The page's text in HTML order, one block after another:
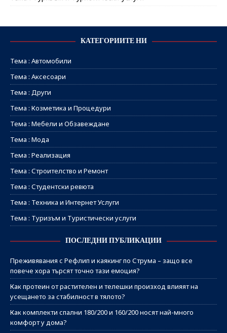
КАТЕГОРИИТЕ НИ
Тема : Автомобили
Тема : Аксесоари
Тема : Други
Тема : Козметика и Процедури
Тема : Мебели и Обзавеждане
Тема : Мода
Тема : Реализация
Тема : Строителство и Ремонт
Тема : Студентски ревюта
Тема : Техника и Интернет Услуги
Тема : Туризъм и Туристически услуги
ПОСЛЕДНИ ПУБЛИКАЦИИ
Преживявания с Рефлип и каякинг по Струма – защо все
повече хора търсят точно тази емоция?
Как протеин от растителен и телешки произход влияят на
усещането за стабилност в тялото?
Как комплекти спални 180/200 и 160/200 носят най-много
комфорт у дома?